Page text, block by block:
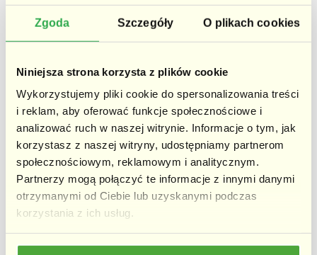
Zgoda Szczegóły O plikach cookies
Niniejsza strona korzysta z plików cookie
Wykorzystujemy pliki cookie do spersonalizowania treści
i reklam, aby oferować funkcje społecznościowe i
analizować ruch w naszej witrynie. Informacje o tym, jak
korzystasz z naszej witryny, udostępniamy partnerom
społecznościowym, reklamowym i analitycznym.
Partnerzy mogą połączyć te informacje z innymi danymi
otrzymanymi od Ciebie lub uzyskanymi podczas
korzystania z ich usług.
7. Wspiera układ odpornościowy
Prawdopodobnie myślisz o pomarańczach jako
pewnym źródle witaminy C, ale oto ciekawostka: